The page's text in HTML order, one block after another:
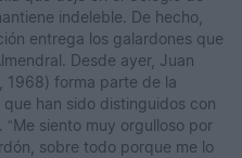
indeleble. De hecho,
entrega los galardones que
Desde ayer, Juan
1968) forma parte de la
han sido distinguidos con
“Me siento muy orgulloso por
sobre todo porque me lo